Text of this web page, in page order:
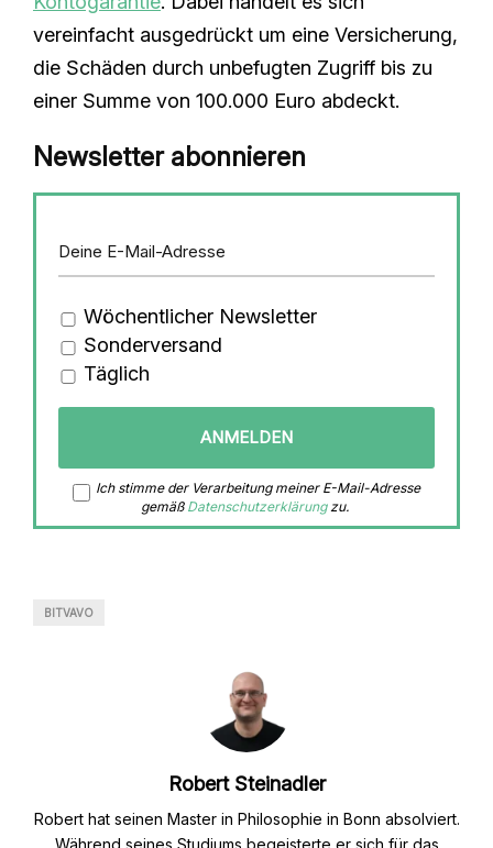
vereinfacht ausgedrückt um eine Versicherung,
die Schäden durch unbefugten Zugriff bis zu
einer Summe von 100.000 Euro abdeckt.
Newsletter abonnieren
Wöchentlicher Newsletter
Sonderversand
Täglich
Ich stimme der Verarbeitung meiner E-Mail-Adresse
gemäß Datenschutzerklärungzu.
BITVAVO
Robert Steinadler
Robert hat seinen Master in Philosophie in Bonn absolviert.
Während seines Studiums begeisterte er sich für das